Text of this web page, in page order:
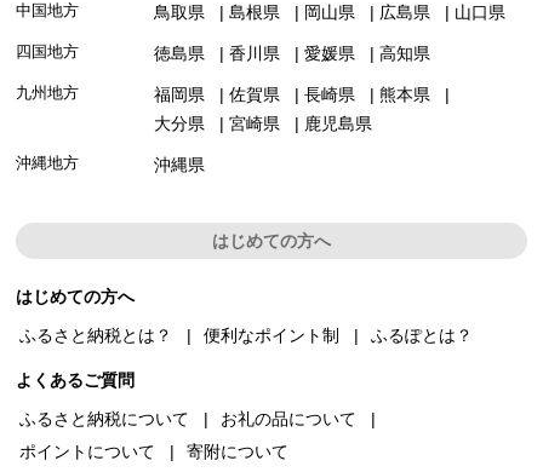
中国地方 鳥取県 島根県 岡山県 広島県 山口県
四国地方 徳島県 香川県 愛媛県 高知県
九州地方 福岡県 佐賀県 長崎県
熊本県
大分県
宮崎県 鹿児島県
沖縄地方 沖縄県
はじめての方へ
はじめての方へ
ふるさと納税とは？
便利なポイント制 ふるぽとは？
よくあるご質問
ふるさと納税について
お礼の品について
ポイントについて
寄附について